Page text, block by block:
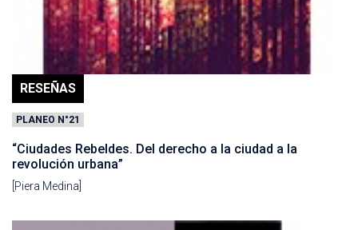
RESEÑAS
PLANEO N°21
“Ciudades Rebeldes. Del derecho a la ciudad a la
revolución urbana”
[Piera Medina]